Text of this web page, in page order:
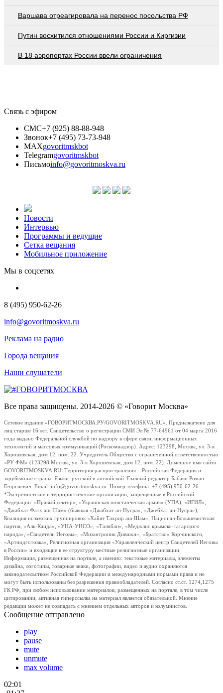
Варшава отреагировала на перенос посольства РФ
Путин восхитился отношениями России и Киргизии
В 18 аэропортах России ввели ограничения
Связь с эфиром
СМС+7 (925) 88-88-948
Звонок+7 (495) 73-73-948
MAXgovoritmskbot
Telegramgovoritmskbot
Письмоinfo@govoritmoskva.ru
Новости
Интервью
Программы и ведущие
Сетка вещания
Мобильное приложение
Мы в соцсетях
8 (495) 950-62-26
info@govoritmoskva.ru
Реклама на радио
Города вещания
Наши слушатели
Все права защищены. 2014-2026 © «Говорит Москва»
Сетевое издание «ГОВОРИТМОСКВА.РУ/GOVORITMOSKVA.RU». Предназначено для
лиц старше 16 лет. Свидетельство о регистрации СМИ Эл № 77-64961 от 04 марта 2016
года выдано Федеральной службой по надзору в сфере связи, информационных
технологий и массовых коммуникаций (Роскомнадзор). Адрес: 123298, Москва, ул. 3-я
Хорошевская, дом 12, пом. 22. Учредитель Общество с ограниченной ответственностью
«РУ ФМ» (123298 Москва, ул. 3-я Хорошевская, дом 12, пом. 22). Доменное имя сайта
GOVORITMOSKVA.RU. Территория распространения – Российская Федерация и
зарубежные страны. Языки: русский и английский. Главный редактор Бабаян Роман
Георгиевич. Email: info@govoritmoskva.ru. Номер телефона: +7 (495) 950-62-26
*Экстремистские и террористические организации, запрещенные в Российской
Федерации: «Правый сектор», «Украинская повстанческая армия» (УПА), «ИГИЛ»,
«Джабхат Фатх аш-Шам» (бывшая «Джабхат ан-Нусра», «Джебхат ан-Нусра»),
Коалиция исламских группировок «Хайят Тахрир аш-Шам», Национал-Большевистская
партия, «Аль-Каида», «УНА-УНСО», «Талибан», «Меджлис крымско-татарского
народа», «Свидетели Иеговы», «Мизантропик Дивижн», «Братство» Корчинского,
«Артподготовка», Религиозная организация «Управленческий центр Свидетелей Иеговы
в России» и входящие в ее структуру местные религиозные организации.
Информация, размещенная на портале, а именно: текстовые материалы, элементы
дизайна, логотипы, товарные знаки, фотографии, видео и аудио охраняются
законодательством Российской Федерации и международными нормами права и не
могут быть использованы без разрешения правообладателей. Согласно ст.ст. 1274,1275
ГК РФ, при любом использовании материалов, размещенных на портале, в том числе
цитировании, активная гиперссылка на материал является обязательной. Мнение
редакции может не совпадать с мнением отдельных авторов и колумнистов.
Сообщение отправлено
play
pause
mute
unmute
max volume
02:01